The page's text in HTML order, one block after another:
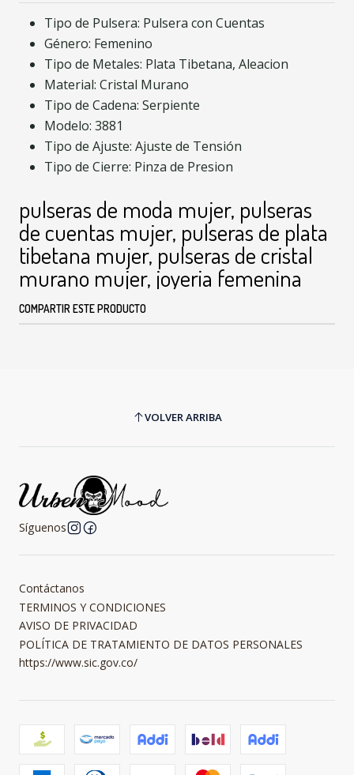
Tipo de Pulsera: Pulsera con Cuentas
Género: Femenino
Tipo de Metales: Plata Tibetana, Aleacion
Material: Cristal Murano
Tipo de Cadena: Serpiente
Modelo: 3881
Tipo de Ajuste: Ajuste de Tensión
Tipo de Cierre: Pinza de Presion
pulseras de moda mujer, pulseras
de cuentas mujer, pulseras de plata
tibetana mujer, pulseras de cristal
murano mujer, joyeria femenina
COMPARTIR ESTE PRODUCTO
VOLVER ARRIBA
Síguenos
Contáctanos
TERMINOS Y CONDICIONES
AVISO DE PRIVACIDAD
POLÍTICA DE TRATAMIENTO DE DATOS PERSONALES
https://www.sic.gov.co/